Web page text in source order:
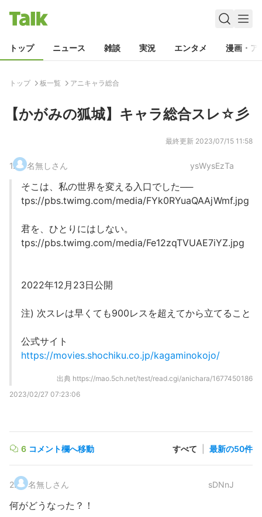
トップ ニュース 雑談 実況 エンタメ 漫画・ア
トップ 板一覧 アニキャラ総合
【かがみの狐城】キャラ総合スレ☆彡
最終更新 2023/07/15 11:58
1. 名無しさん ysWysEzTa
そこは、私の世界を変える入口でした──
tps://pbs.twimg.com/media/FYk0RYuaQAAjWmf.jpg
君を、ひとりにはしない。
tps://pbs.twimg.com/media/Fe12zqTVUAE7iYZ.jpg
2022年12月23日公開
注) 次スレは早くても900レスを超えてから立てること
公式サイト
https://movies.shochiku.co.jp/kagaminokojo/
出典 https://mao.5ch.net/test/read.cgi/anichara/1677450186
2023/02/27 07:23:06
6 コメント欄へ移動 すべて 最新の50件
2. 名無しさん sDNnJ
何がどうなった？！